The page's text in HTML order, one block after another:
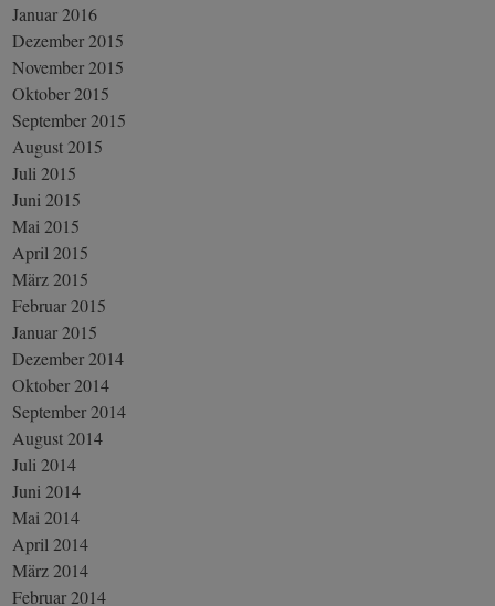
Januar 2016
Dezember 2015
November 2015
Oktober 2015
September 2015
August 2015
Juli 2015
Juni 2015
Mai 2015
April 2015
März 2015
Februar 2015
Januar 2015
Dezember 2014
Oktober 2014
September 2014
August 2014
Juli 2014
Juni 2014
Mai 2014
April 2014
März 2014
Februar 2014